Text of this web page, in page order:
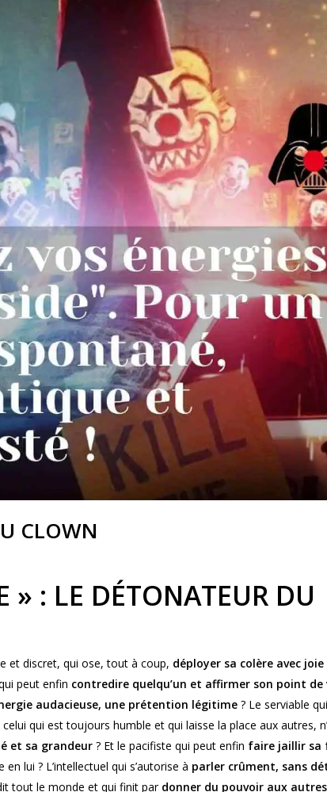
CLOWN
» : LE DÉTONATEUR DU
et discret, qui ose, tout à coup, déployer sa colèreavec joie
peut enfin contredire quelqu’un et affirmer son point de
audacieuse, une prétention légitime? Le serviable
qui est toujours humble et qui laisse la place aux autres,
et sa grandeur? Et le pacifiste qui peut enfin faire jaillir sa
lui ? L’intellectuel qui s’autorise à parler crûment, sans
tout le monde et qui finit par donner du pouvoir aux